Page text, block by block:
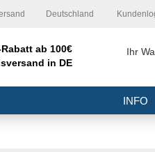
Deutschland
ab 100€
in DE
Ihr
INFO